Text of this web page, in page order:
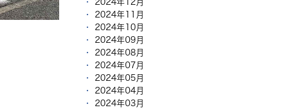
2024年12月
2024年11月
2024年10月
2024年09月
2024年08月
2024年07月
2024年05月
2024年04月
2024年03月